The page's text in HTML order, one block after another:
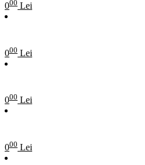
000 Lei
000 Lei
000 Lei
000 Lei